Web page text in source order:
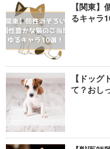
【関東
るキャラ
【ドッ
て？おし